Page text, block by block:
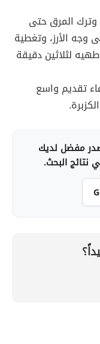
المرق حتى
وجه الأرز، وتغطية
لثلاثين دقيقة
تقديم واسع
مفضل لديك
نتائج البحث.